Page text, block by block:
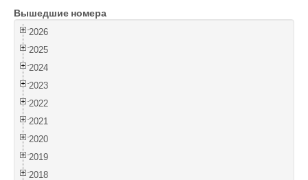
Войти
Вышедшие номера
2026
2025
2024
2023
2022
2021
2020
2019
2018